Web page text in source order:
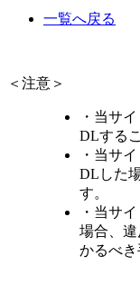
一覧へ戻る
＜注意＞
・当サ
DLする
・当サ
DLした
す。
・当サ
場合、
かるべき